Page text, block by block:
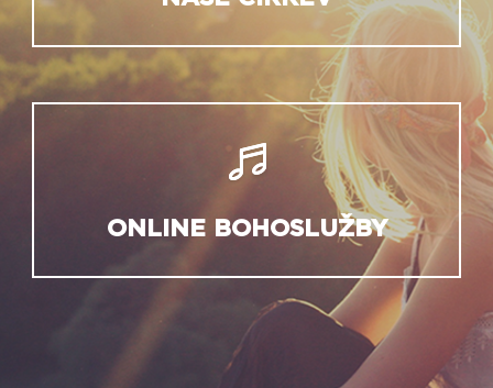
ONLINE BOHOSLUŽBY